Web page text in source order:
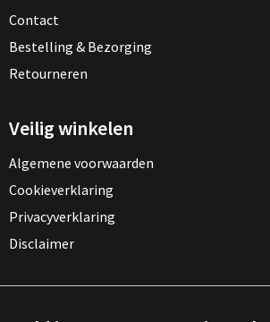
Contact
Bestelling & Bezorging
Retourneren
Veilig winkelen
Algemene voorwaarden
Cookieverklaring
Privacyverklaring
Disclaimer